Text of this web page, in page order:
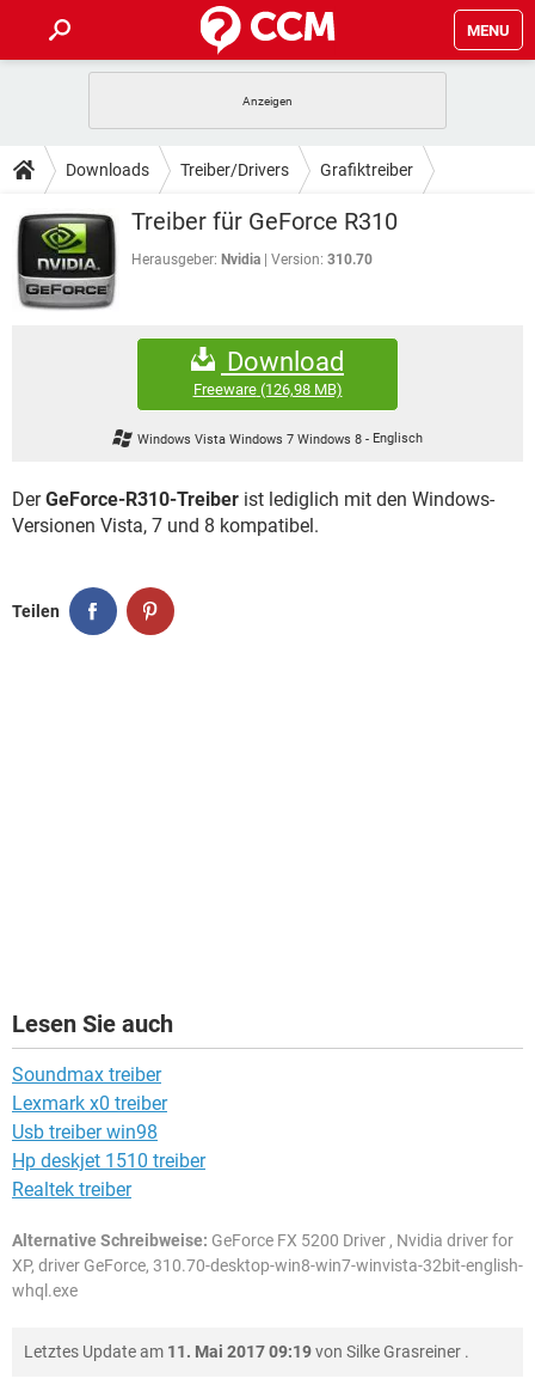
MENU
ANDROID IOS
WINDOWS 10 INSTAGRAM
WHATSAPP TIKTOK
FACEBOOK
TIPPS & TRICKS
SPIELE STREAMING
ANDROID
WINDOWS 10
HARDWARE
DOWNLOADS
SPIELE STREAMING
ANDROID
INSTAGRAM
TIKTOK
FORUM
IOS
INSTAGRAM
TIKTOK
STREAMING
WHATSAPP TIKTOK
Downloads Treiber/Drivers Grafiktreiber
Treiber für GeForce R310
Herausgeber: Nvidia Version: 310.70
Download
Freeware(126,98 MB)
Windows Vista Windows 7 Windows 8 - Englisch
DerGeForce-R310-Treiber ist lediglich mit den Windows-
Versionen Vista, 7 und 8 kompatibel.
Teilen
Lesen Sie auch
Soundmax treiber
Lexmark x0 treiber
Usb treiber win98
Hp deskjet 1510 treiber
Realtek treiber
Alternative Schreibweise: GeForce FX 5200 Driver , Nvidia driver for
XP, driver GeForce, 310.70-desktop-win8-win7-winvista-32bit-english-
whql.exe
Letztes Update am 11. Mai 2017 09:19von Silke Grasreiner .